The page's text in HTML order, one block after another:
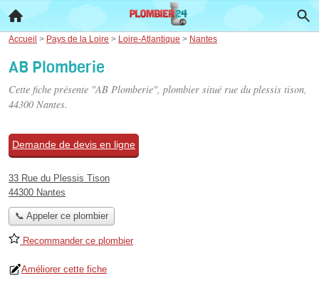
Accueil > Pays de la Loire > Loire-Atlantique > Nantes
AB Plomberie
Cette fiche présente "AB Plomberie", plombier situé rue du plessis tison,
44300 Nantes.
Demande de devis en ligne
33 Rue du Plessis Tison
44300 Nantes
📞 Appeler ce plombier
Recommander ce plombier
Améliorer cette fiche